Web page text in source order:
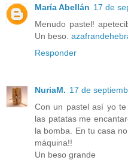
María Abellán 17 de
Menudo pastel!
Un beso.
Responder
NuriaM. 17 de
Con un pastel así yo
las patatas me
la bomba. En tu casa
máquina!!
Un beso grande